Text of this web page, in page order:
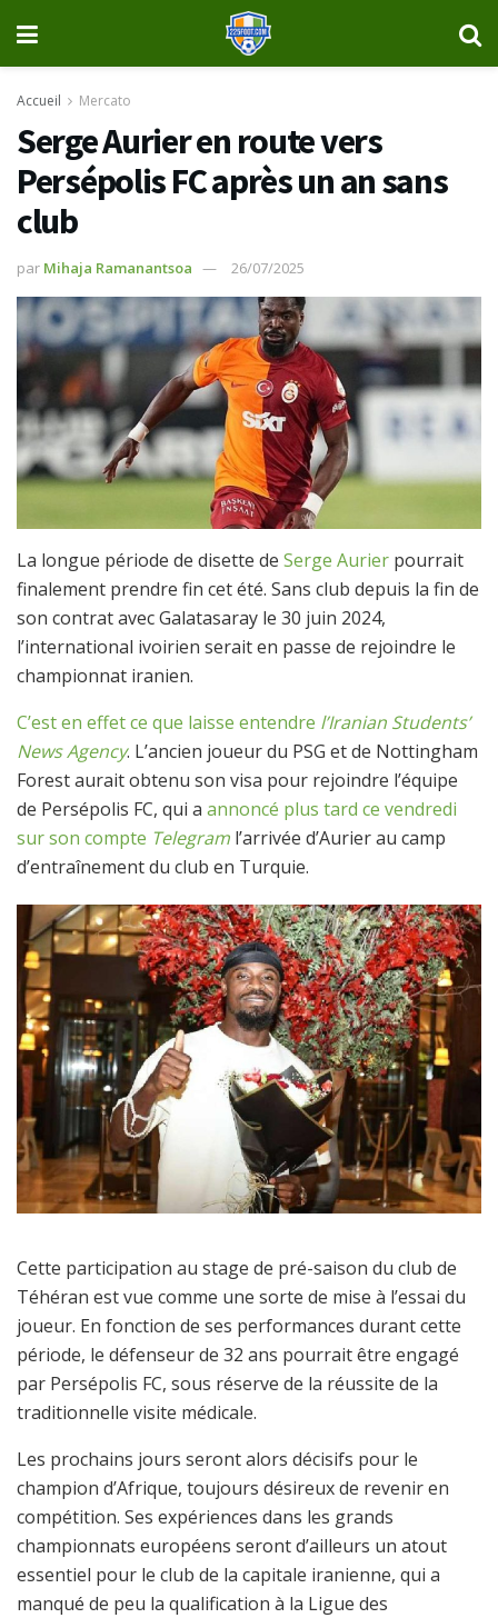
Accueil Mercato
Serge Aurier en route vers
Persépolis FC après un an sans
club
par Mihaja Ramanantsoa 26/07/2025
La longue période de disette de Serge Aurier pourrait
finalement prendre fin cet été. Sans club depuis la fin de
son contrat avec Galatasaray le 30 juin 2024,
l’international ivoirien serait en passe de rejoindre le
championnat iranien.
C’est en effet ce que laisse entendre l’Iranian Students’
News Agency. L’ancien joueur du PSG et de Nottingham
Forest aurait obtenu son visa pour rejoindre l’équipe
de Persépolis FC, qui a annoncé plus tard ce vendredi
sur son compte Telegram l’arrivée d’Aurier au camp
d’entraînement du club en Turquie.
Cette participation au stage de pré-saison du club de
Téhéran est vue comme une sorte de mise à l’essai du
joueur. En fonction de ses performances durant cette
période, le défenseur de 32 ans pourrait être engagé
par Persépolis FC, sous réserve de la réussite de la
traditionnelle visite médicale.
Les prochains jours seront alors décisifs pour le
champion d’Afrique, toujours désireux de revenir en
compétition. Ses expériences dans les grands
championnats européens seront d’ailleurs un atout
essentiel pour le club de la capitale iranienne, qui a
manqué de peu la qualification à la Ligue des